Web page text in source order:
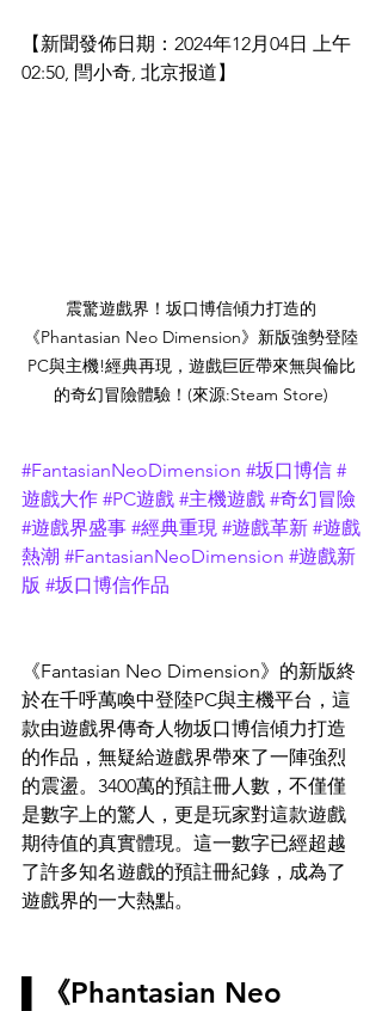
【新聞發佈日期：2024年12月04日 上午
02:50, 閆小奇, 北京报道】
震驚遊戲界！坂口博信傾力打造的
《Phantasian Neo Dimension》新版強勢登陸
PC與主機!經典再現，遊戲巨匠帶來無與倫比
的奇幻冒險體驗！(來源:Steam Store)
#FantasianNeoDimension #坂口博信 #
遊戲大作 #PC遊戲 #主機遊戲 #奇幻冒險
#遊戲界盛事 #經典重現 #遊戲革新 #遊戲
熱潮 #FantasianNeoDimension #遊戲新
版 #坂口博信作品
《Fantasian Neo Dimension》的新版終
於在千呼萬喚中登陸PC與主機平台，這
款由遊戲界傳奇人物坂口博信傾力打造
的作品，無疑給遊戲界帶來了一陣強烈
的震盪。3400萬的預註冊人數，不僅僅
是數字上的驚人，更是玩家對這款遊戲
期待值的真實體現。這一數字已經超越
了許多知名遊戲的預註冊紀錄，成為了
遊戲界的一大熱點。
▌《Phantasian Neo